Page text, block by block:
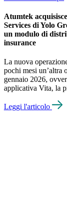
Atumtek
Services di Yolo
un modulo di
insurance
La nuova
pochi mesi un’altra
gennaio 2026,
applicativa Vita, la
Leggi l'articolo